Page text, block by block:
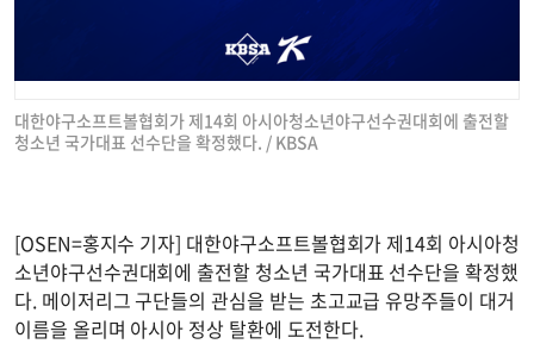
대한야구소프트볼협회가 제14회 아시아청소년야구선수권대회에 출전할
청소년 국가대표 선수단을 확정했다. / KBSA
[OSEN=홍지수 기자] 대한야구소프트볼협회가 제14회 아시아청
소년야구선수권대회에 출전할 청소년 국가대표 선수단을 확정했
다. 메이저리그 구단들의 관심을 받는 초고교급 유망주들이 대거
이름을 올리며 아시아 정상 탈환에 도전한다.